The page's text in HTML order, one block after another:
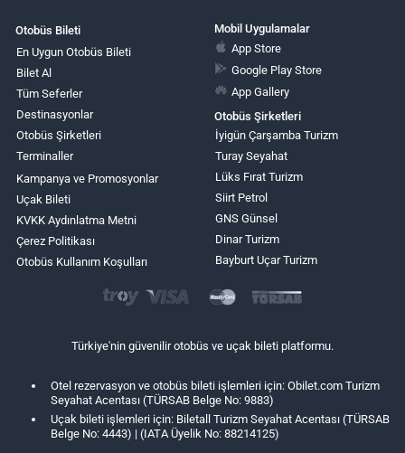
Otobüs Bileti
En Uygun Otobüs Bileti
Bilet Al
Tüm Seferler
Destinasyonlar
Otobüs Şirketleri
Terminaller
Kampanya ve Promosyonlar
Uçak Bileti
KVKK Aydınlatma Metni
Çerez Politikası
Otobüs Kullanım Koşulları
Mobil Uygulamalar
App Store
Google Play Store
App Gallery
Otobüs Şirketleri
İyigün Çarşamba Turizm
Turay Seyahat
Lüks Fırat Turizm
Siirt Petrol
GNS Günsel
Dinar Turizm
Bayburt Uçar Turizm
Türkiye'nin güvenilir otobüs ve uçak bileti platformu.
Otel rezervasyon ve otobüs bileti işlemleri için: Obilet.com Turizm
Seyahat Acentası (TÜRSAB Belge No: 9883)
Uçak bileti işlemleri için: Biletall Turizm Seyahat Acentası (TÜRSAB
Belge No: 4443) | (IATA Üyelik No: 88214125)